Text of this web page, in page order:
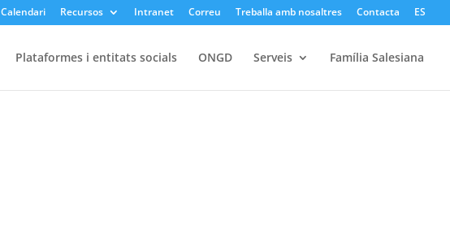
Calendari Recursos Intranet Correu Treballa amb nosaltres Contacta ES
Plataformes i entitats socials ONGD Serveis Família Salesiana